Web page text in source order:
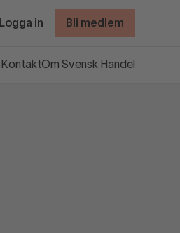
Logga in Bli medlem
KontaktOm Svensk Handel